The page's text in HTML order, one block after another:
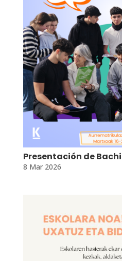
Presentación de
8 Mar 2026